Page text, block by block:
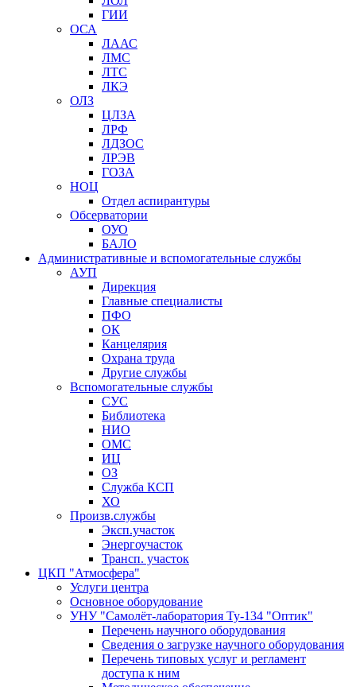
ГИИ
ОСА
ЛААС
ЛМС
ЛТС
ЛКЭ
ОЛЗ
ЦЛЗА
ЛРФ
ЛДЗОС
ЛРЭВ
ГОЗА
НОЦ
Отдел аспирантуры
Обсерватории
ОУО
БАЛО
Административные и вспомогательные службы
АУП
Дирекция
Главные специалисты
ПФО
ОК
Канцелярия
Охрана труда
Другие службы
Вспомогательные службы
СУС
Библиотека
НИО
ОМС
ИЦ
ОЗ
Служба КСП
ХО
Произв.службы
Эксп.участок
Энергоучасток
Трансп. участок
ЦКП "Атмосфера"
Услуги центра
Основное оборудование
УНУ "Самолёт-лаборатория Ту-134 "Оптик"
Перечень научного оборудования
Сведения о загрузке научного оборудования
Перечень типовых услуг и регламент
доступа к ним